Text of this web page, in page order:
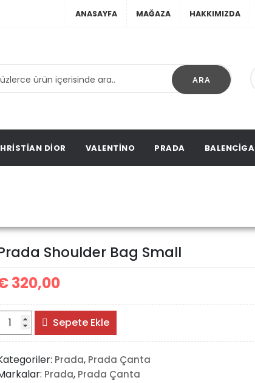
ANASAYFA MAĞAZA HAKKIMIZDA
ARA
DIOR VALENTINO PRADA BALENCIGA
Shoulder Bag Small
320,00
Prada
Sepete Ekle
Prada, Prada Çanta
Prada, Prada Çanta